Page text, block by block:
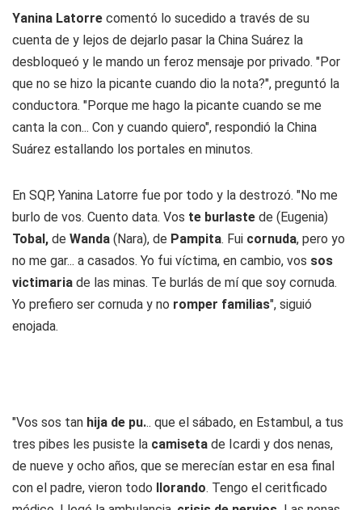
Yanina Latorre comentó lo sucedido a través de su
cuenta de y lejos de dejarlo pasar la China Suárez la
desbloqueó y le mando un feroz mensaje por privado. "Por
que no se hizo la picante cuando dio la nota?", preguntó la
conductora. "Porque me hago la picante cuando se me
canta la con... Con y cuando quiero", respondió la China
Suárez estallando los portales en minutos.
En SQP, Yanina Latorre fue por todo y la destrozó. "No me
burlo de vos. Cuento data. Vos te burlaste de (Eugenia)
Tobal, de Wanda (Nara), de Pampita. Fui cornuda, pero yo
no me gar... a casados. Yo fui víctima, en cambio, vos sos
victimaria de las minas. Te burlás de mí que soy cornuda.
Yo prefiero ser cornuda y no romper familias", siguió
enojada.
"Vos sos tan hija de pu... que el sábado, en Estambul, a tus
tres pibes les pusiste la camiseta de Icardi y dos nenas,
de nueve y ocho años, que se merecían estar en esa final
con el padre, vieron todo llorando. Tengo el ceritficado